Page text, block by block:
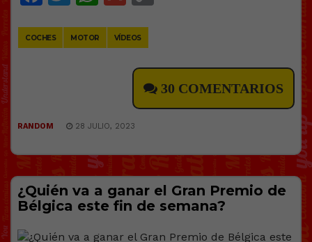
COCHES MOTOR VÍDEOS
30 COMENTARIOS
RANDOM 28 JULIO, 2023
¿Quién va a ganar el Gran Premio de
Bélgica este fin de semana?